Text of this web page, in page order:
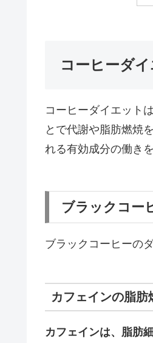
コーヒーダ
コーヒーダイエット
とで代謝や脂肪燃焼
れる有効成分の働き
ブラックコー
ブラックコーヒーの
カフェインの脂
カフェインは、脂肪